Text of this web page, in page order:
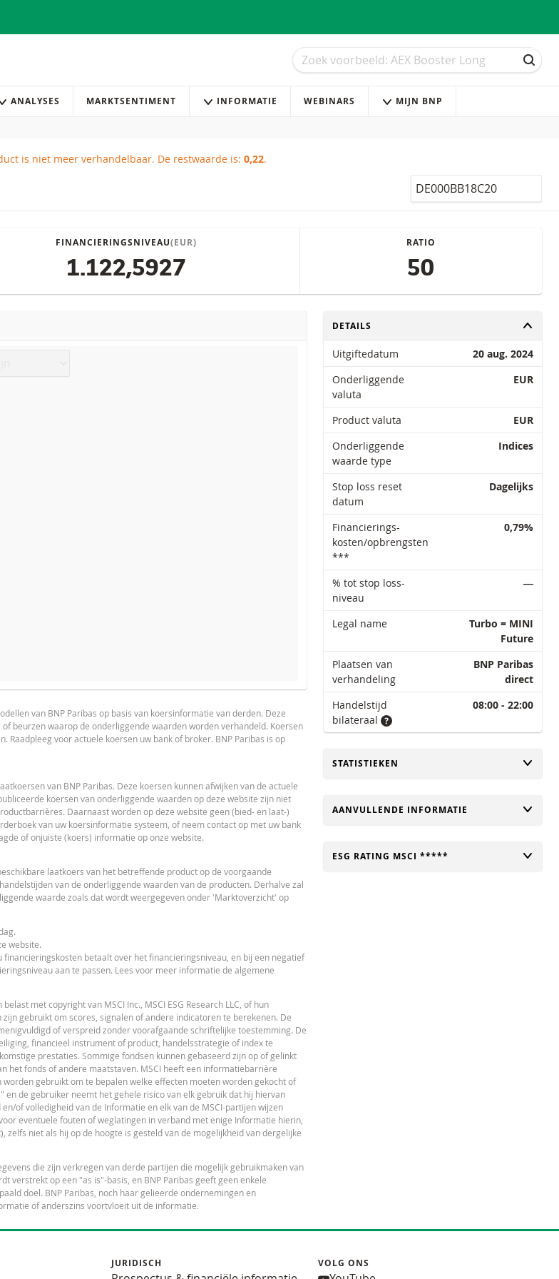
Zoek
Zoek
ZOEK
ANALYSES MARKTSENTIMENT INFORMATIE WEBINARS MIJN BNP
is niet meer verhandelbaar. De restwaarde is: 0,22.
Isin
FINANCIERINGSNIVEAU(EUR)
1.122,5927
RATIO
50
is uitgeschakeld, omdat het stop-loss niveau van dit product bereikt is.
URL
PRICE PROJECTION
van BNP Paribas op basis van koersinformatie van derden. Deze
beurzen waarop de onderliggende waarden worden verhandeld. Koersen
voor actuele koersen uw bank of broker. BNP Paribas is op
van BNP Paribas. Deze koersen kunnen afwijken van de actuele
koersen van onderliggende waarden op deze website zijn niet
Daarnaast worden op deze website geen (bied- en laat-)
van uw koersinformatie systeem, of neem contact op met uw bank
of onjuiste (koers) informatie op onze website.
laatkoers van het betreffende product op de voorgaande
van de onderliggende waarden van de producten. Derhalve zal
waarde zoals dat wordt weergegeven onder 'Marktoverzicht' op
website.
betaalt over het financieringsniveau, en bij een negatief
aan te passen. Lees voor meer informatie de algemene
met copyright van MSCI Inc., MSCI ESG Research LLC, of hun
gebruikt om scores, signalen of andere indicatoren te berekenen. De
of verspreid zonder voorafgaande schriftelijke toestemming. De
financieel instrument of product, handelsstrategie of index te
prestaties. Sommige fondsen kunnen gebaseerd zijn op of gelinkt
het fonds of andere maatstaven. MSCI heeft een informatiebarrière
gebruikt om te bepalen welke effecten moeten worden gekocht of
de gebruiker neemt het gehele risico van elk gebruik dat hij hiervan
of volledigheid van de Informatie en elk van de MSCI-partijen wijzen
eventuele fouten of weglatingen in verband met enige Informatie hierin,
niet als hij op de hoogte is gesteld van de mogelijkheid van dergelijke
die zijn verkregen van derde partijen die mogelijk gebruikmaken van
op een "as is"-basis, en BNP Paribas geeft geen enkele
doel. BNP Paribas, noch haar gelieerde ondernemingen en
of anderszins voortvloeit uit de informatie.
TOGGLE
DETAILS
Uitgiftedatum
20 aug. 2024
Onderliggende
valuta
EUR
Product valuta
EUR
Onderliggende
waarde type
Indices
Stop loss reset
datum
Dagelijks
Financierings-
kosten/opbrengsten
***
0,79%
% tot stop loss-
niveau
―
Legal name
Turbo = MINI
Future
Plaatsen van
verhandeling
BNP Paribas
direct
Handelstijd
bilateraal
08:00 - 22:00
TOGGLE
STATISTIEKEN
TOGGLE
AANVULLENDE INFORMATIE
TOGGLE
ESG RATING MSCI *****
JURIDISCH VOLG ONS